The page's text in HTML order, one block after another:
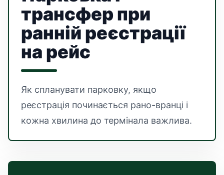
трансфер при
ранній реєстрації
на рейс
Як спланувати парковку, якщо
реєстрація починається рано-вранці і
кожна хвилина до термінала важлива.